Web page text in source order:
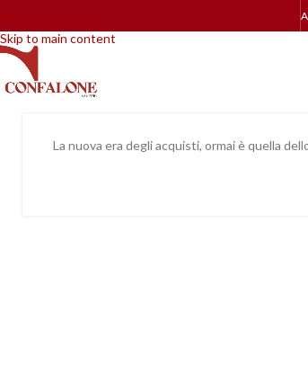
Skip to main content
La nuova era degli acquisti, ormai è quella